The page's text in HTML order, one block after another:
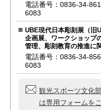
電話番号：0836-34-
6083
UBE現代日本彫刻展（旧
企画展、ワークショップ
管理、彫刻教育の推進に
電話番号：0836-34-
6083
観光スポーツ文化
は専用フォームを